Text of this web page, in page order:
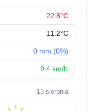
22.8°C
11.2°C
0 mm (0%)
9.4 km/h
13 sierpnia